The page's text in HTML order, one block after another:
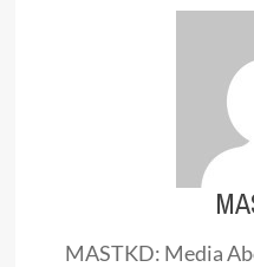
MASTKD: Media